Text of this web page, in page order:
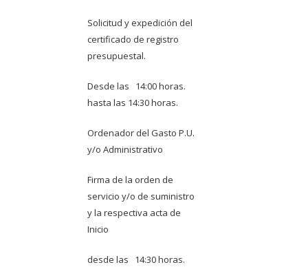
Solicitud y expedición del
certificado de registro
presupuestal.
Desde las 14:00 horas.
hasta las 14:30 horas.
Ordenador del Gasto P.U.
y/o Administrativo
Firma de la orden de
servicio y/o de suministro
y la respectiva acta de
Inicio
desde las 14:30 horas.